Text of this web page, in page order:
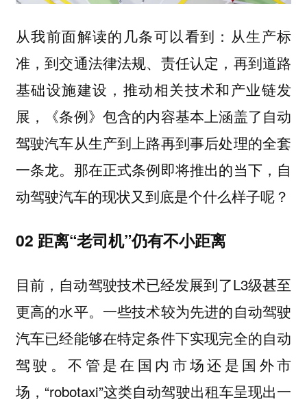
从我前面解读的几条可以看到：从生产标
准，到交通法律法规、责任认定，再到道路
基础设施建设，推动相关技术和产业链发
展，《条例》包含的内容基本上涵盖了自动
驾驶汽车从生产到上路再到事后处理的全套
一条龙。那在正式条例即将推出的当下，自
动驾驶汽车的现状又到底是个什么样子呢？
02 距离“老司机”仍有不小距离
目前，自动驾驶技术已经发展到了L3级甚至
更高的水平。一些技术较为先进的自动驾驶
汽车已经能够在特定条件下实现完全的自动
驾驶。不管是在国内市场还是国外市
场，“robotaxi”这类自动驾驶出租车呈现出一